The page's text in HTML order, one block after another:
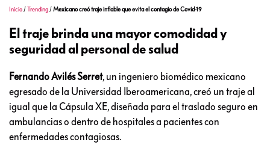
Inicio /Trending /Mexicano creó traje inflable que evita el contagio de Covid-19
El traje brinda una mayor comodidad y
seguridad al personal de salud
Fernando Avilés Serret, un ingeniero biomédico mexicano
egresado de la Universidad Iberoamericana, creó un traje al
igual que la Cápsula XE, diseñada para el traslado seguro en
ambulancias o dentro de hospitales a pacientes con
enfermedades contagiosas.